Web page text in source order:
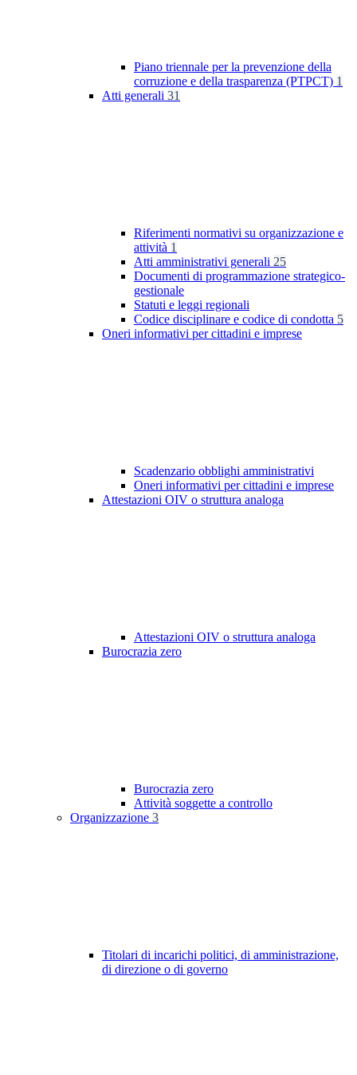
Piano triennale per la prevenzione della
corruzione e della trasparenza (PTPCT) 1
Atti generali 31
Riferimenti normativi su organizzazione e
attività 1
Atti amministrativi generali 25
Documenti di programmazione strategico-
gestionale
Statuti e leggi regionali
Codice disciplinare e codice di condotta 5
Oneri informativi per cittadini e imprese
Scadenzario obblighi amministrativi
Oneri informativi per cittadini e imprese
Attestazioni OIV o struttura analoga
Attestazioni OIV o struttura analoga
Burocrazia zero
Burocrazia zero
Attività soggette a controllo
Organizzazione 3
Titolari di incarichi politici, di amministrazione,
di direzione o di governo